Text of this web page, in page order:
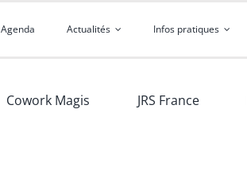
Agenda Actualités Infos pratiques
Cowork Magis JRS France